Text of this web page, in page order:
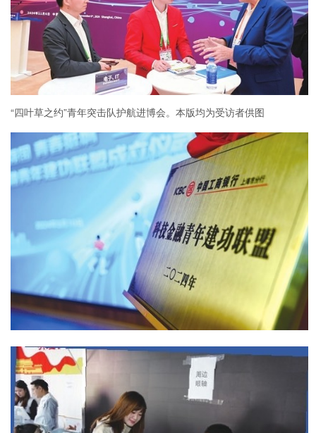
“四叶草之约”青年突击队护航进博会。本版均为受访者供图